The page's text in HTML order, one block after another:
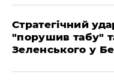
Стратегічний
"порушив табу"
Зеленського у